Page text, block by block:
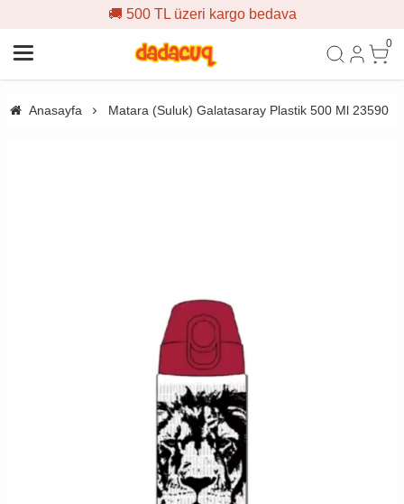
🚚 500 TL üzeri kargo bedava
0
Anasayfa Matara (Suluk) Galatasaray Plastik 500 Ml 23590